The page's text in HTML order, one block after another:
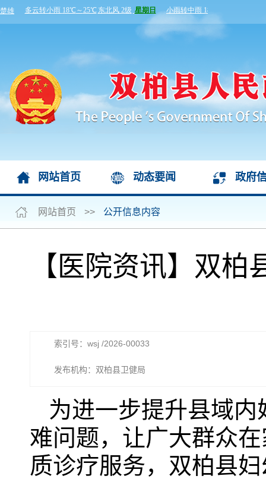
网站首页 动态要闻 政府
网站首页 >> 公开信息内容
【医院资讯】双
索引号：wsj /2026-00033
发布机构：双柏县卫健局
为进一步提升县域
难问题，让广大群众
质诊疗服务，双柏县